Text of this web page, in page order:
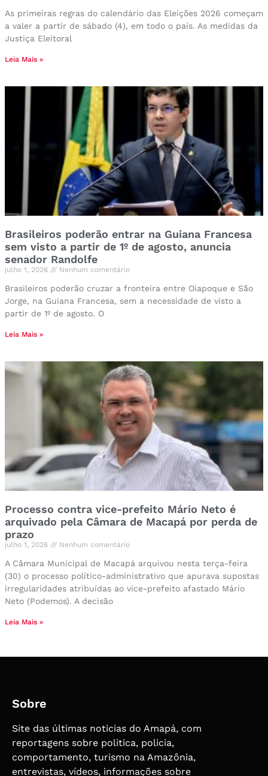
As primeiras regras do calendário das Eleições 2026 começam
a valer a partir de sábado (4), em todo o país. As medidas da
Justiça Eleitoral
Leia Mais »
Brasileiros poderão entrar na Guiana Francesa
sem visto a partir de 1º de agosto, anuncia
senador Randolfe
julho 1, 2026 Nenhum comentário
Brasileiros poderão cruzar a fronteira entre Oiapoque e São
Jorge, na Guiana Francesa, sem a necessidade de visto a
partir de 1º de agosto. O
Leia Mais »
Processo contra vice-prefeito Mário Neto é
arquivado pela Câmara de Macapá por perda de
prazo
julho 1, 2026 Nenhum comentário
A Câmara Municipal de Macapá arquivou nesta terça-feira
(30) o processo político-administrativo que apurava supostas
irregularidades atribuídas ao vice-prefeito afastado Mário
Neto (Podemos). A decisão
Leia Mais »
Sobre
Site das últimas noticias do Amapá, com
reportagens sobre politica, policia,
comportamento, turismo na Amazônia,
entrevistas, vídeos, informações sobre